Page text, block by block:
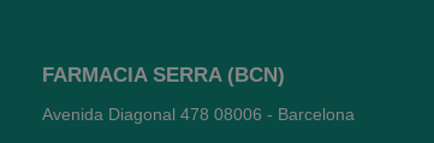
FARMACIA SERRA (BCN)
Avenida Diagonal 478 08006 - Barcelona